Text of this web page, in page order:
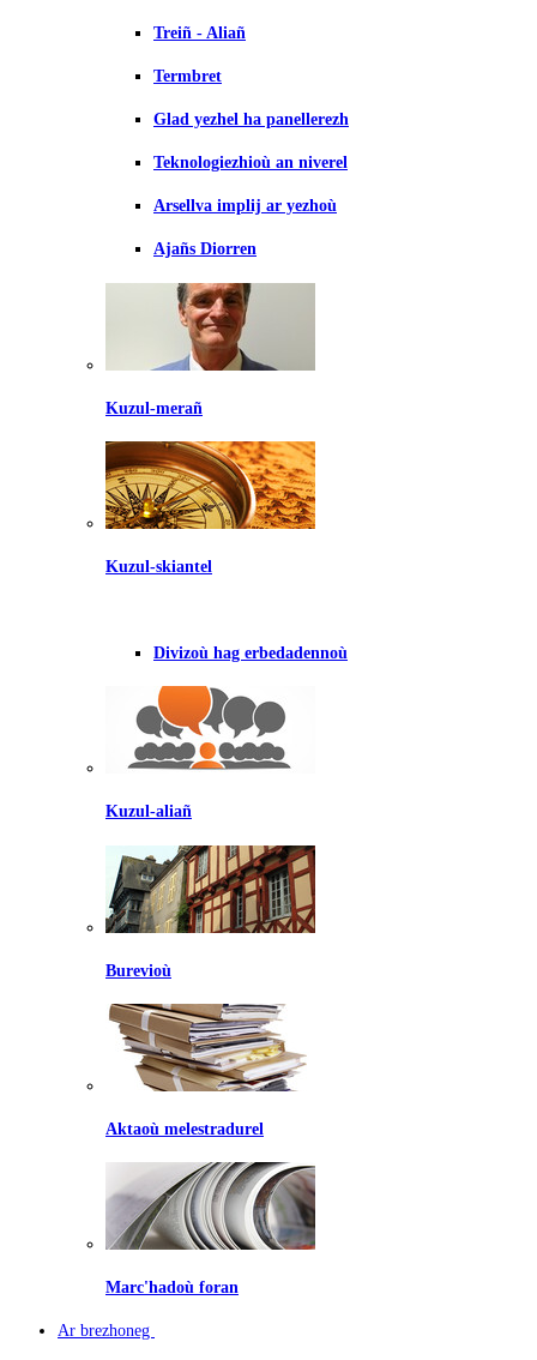
Treiñ - Aliañ
Termbret
Glad yezhel ha panellerezh
Teknologiezhioù an niverel
Arsellva implij ar yezhoù
Ajañs Diorren
Kuzul-merañ
Kuzul-skiantel
Divizoù hag erbedadennoù
Kuzul-aliañ
Burevioù
Aktaoù melestradurel
Marc'hadoù foran
Ar brezhoneg